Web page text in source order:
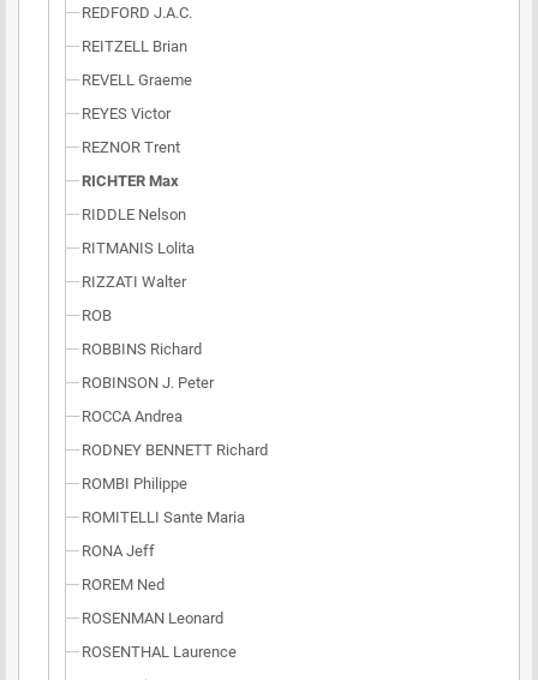
REDFORD J.A.C.
REITZELL Brian
REVELL Graeme
REYES Victor
REZNOR Trent
RICHTER Max
RIDDLE Nelson
RITMANIS Lolita
RIZZATI Walter
ROB
ROBBINS Richard
ROBINSON J. Peter
ROCCA Andrea
RODNEY BENNETT Richard
ROMBI Philippe
ROMITELLI Sante Maria
RONA Jeff
ROREM Ned
ROSENMAN Leonard
ROSENTHAL Laurence